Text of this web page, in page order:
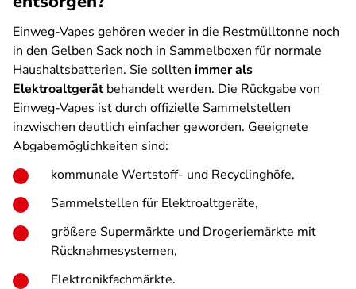
Einweg-Vapes gehören weder in die Restmülltonne noch
in den Gelben Sack noch in Sammelboxen für normale
Haushaltsbatterien. Sie sollten immer als
Elektroaltgerätbehandelt werden. Die Rückgabe von
Einweg-Vapes ist durch offizielle Sammelstellen
inzwischen deutlich einfacher geworden. Geeignete
Abgabemöglichkeiten sind:
kommunale Wertstoff- und Recyclinghöfe,
Sammelstellen für Elektroaltgeräte,
größere Supermärkte und Drogeriemärkte mit
Rücknahmesystemen,
Elektronikfachmärkte.